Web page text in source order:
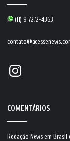
(11) 9 7272-4363
Instagram
COMENTÁRIOS
Redação News em Brasil